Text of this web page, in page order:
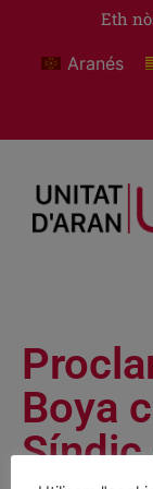
Eth
Aranés
Boya
Síndic